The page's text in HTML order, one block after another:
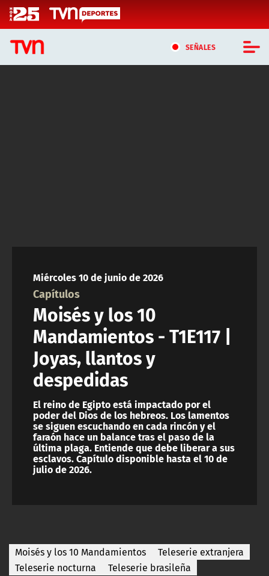
Click acá para ir directamente al contenido
SEÑALES
ACTUALIDAD Y TENDENCIAS
CORPORATIVO Y TRANSPARENCIA
CANAL DE DENUNCIAS
ÁREA DE PROYECTOS
Miércoles 10 de junio de 2026
Capítulos
Moisés y los 10
Mandamientos - T1E117 |
Joyas, llantos y
despedidas
El reino de Egipto está impactado por el
poder del Dios de los hebreos. Los lamentos
se siguen escuchando en cada rincón y el
faraón hace un balance tras el paso de la
última plaga. Entiende que debe liberar a sus
esclavos. Capítulo disponible hasta el 10 de
julio de 2026.
Moisés y los 10 Mandamientos
Teleserie extranjera
Teleserie nocturna
Teleserie brasileña